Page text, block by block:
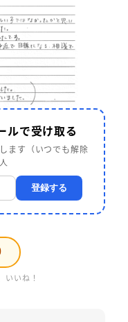
ルで受け取る
ます（いつでも解除
人
登録する
いいね！